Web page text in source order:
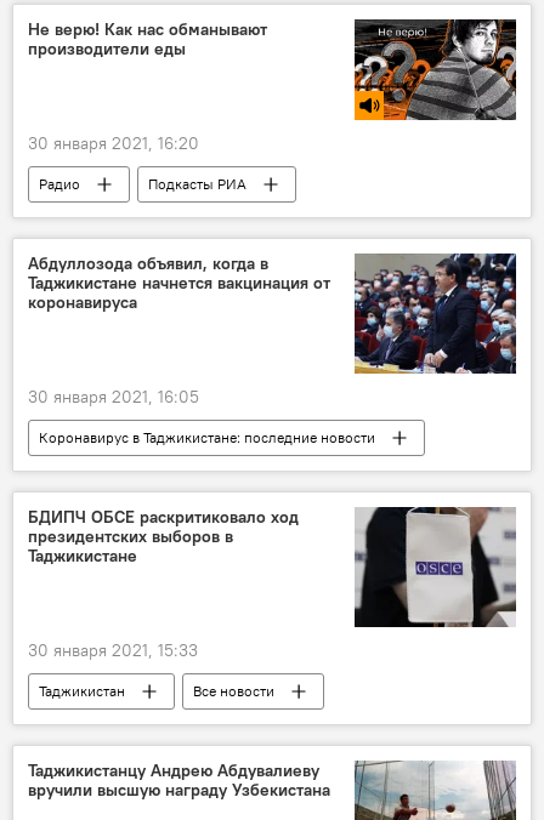
Не верю! Как нас обманывают
производители еды
30 января 2021, 16:20
Радио Подкасты РИА
Абдуллозода объявил, когда в
Таджикистане начнется вакцинация от
коронавируса
30 января 2021, 16:05
Коронавирус в Таджикистане: последние новости
Таджикистан
Все новости
Здравоохранение
коронавирус
Вакцинация от коронавируса в Таджикистане
БДИПЧ ОБСЕ раскритиковало ход
президентских выборов в
Таджикистане
30 января 2021, 15:33
Таджикистан
Все новости
Выборы в парламент - 2025
выборы
ОБСЕ
Таджикистанцу Андрею Абдувалиеву
вручили высшую награду Узбекистана